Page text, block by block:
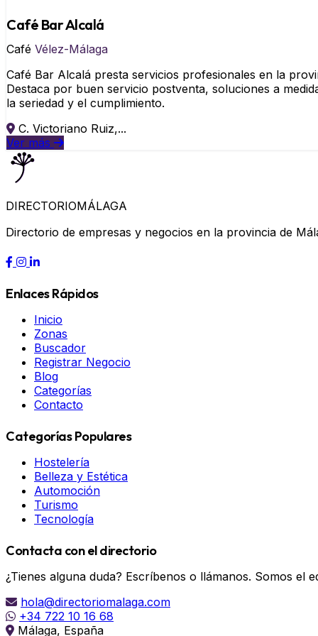
Café Bar Alcalá
Café Vélez-Málaga
Café Bar Alcalá presta servicios profesionales en la
Destaca por buen servicio postventa, soluciones a
la seriedad y el cumplimiento.
C. Victoriano Ruiz,...
Ver más
DIRECTORIOMÁLAGA
Directorio de empresas y negocios en la provincia de
Enlaces Rápidos
Inicio
Zonas
Buscador
Registrar Negocio
Blog
Categorías
Contacto
Categorías Populares
Hostelería
Belleza y Estética
Automoción
Turismo
Tecnología
Contacta con el directorio
¿Tienes alguna duda? Escríbenos o llámanos. Somos el
hola@directoriomalaga.com
+34 722 10 16 68
Málaga, España